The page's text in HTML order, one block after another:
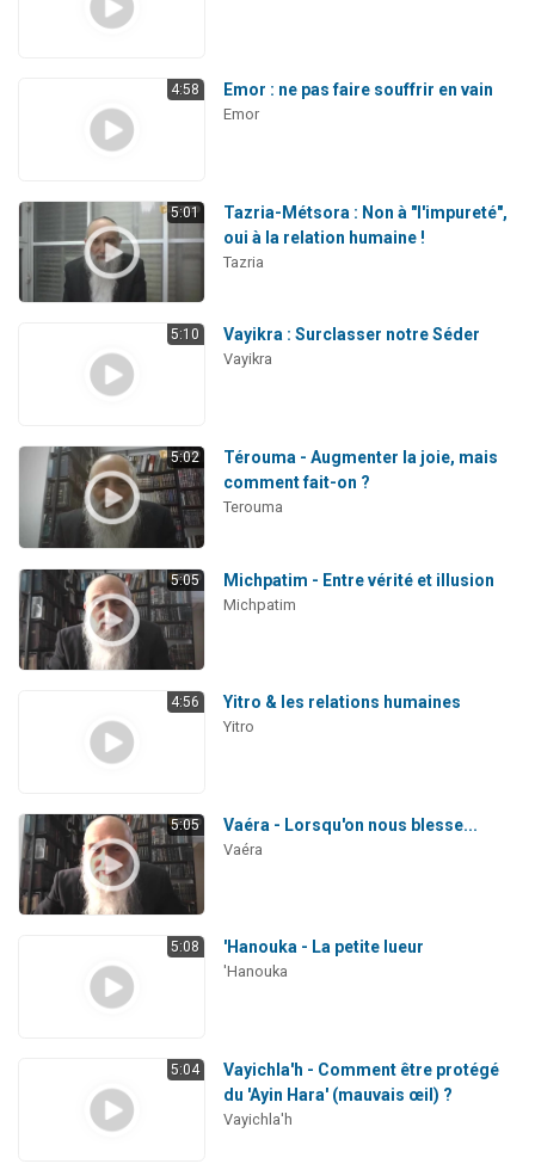
4:58 Emor : ne pas faire souffrir en vain
Emor
5:01
Tazria-Métsora : Non à "l'impureté",
oui à la relation humaine !
Tazria
5:10 Vayikra : Surclasser notre Séder
Vayikra
5:02
Térouma - Augmenter la joie, mais
comment fait-on ?
Terouma
5:05 Michpatim - Entre vérité et illusion
Michpatim
4:56 Yitro & les relations humaines
Yitro
5:05 Vaéra - Lorsqu'on nous blesse...
Vaéra
5:08 'Hanouka - La petite lueur
'Hanouka
5:04
Vayichla'h - Comment être protégé
du 'Ayin Hara' (mauvais œil) ?
Vayichla'h